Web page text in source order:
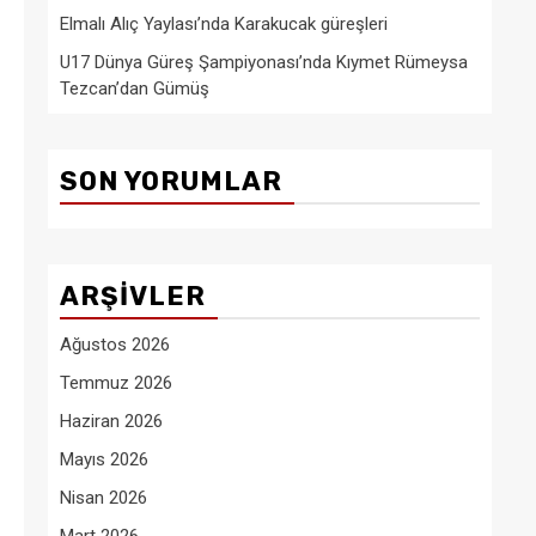
Elmalı Alıç Yaylası’nda Karakucak güreşleri
U17 Dünya Güreş Şampiyonası’nda Kıymet Rümeysa
Tezcan’dan Gümüş
SON YORUMLAR
ARŞIVLER
Ağustos 2026
Temmuz 2026
Haziran 2026
Mayıs 2026
Nisan 2026